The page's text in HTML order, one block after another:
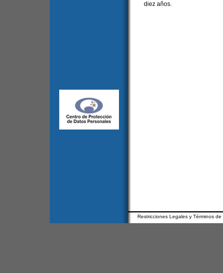
diez años.
Restricciones Legales y Términos de